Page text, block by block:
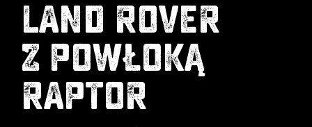
LAND ROVER
Z POWŁOKĄ
RAPTOR